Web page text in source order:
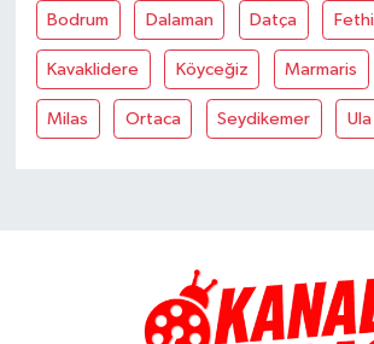
Bodrum Dalaman Datça
Kavaklidere Köyceğiz Marmaris
Milas Ortaca Seydikemer Ula